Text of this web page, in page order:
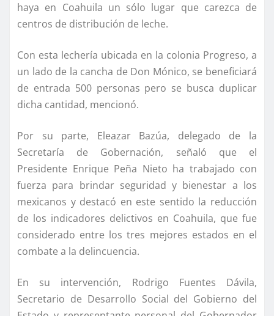
haya en Coahuila un sólo lugar que carezca de
centros de distribución de leche.
Con esta lecherí­a ubicada en la colonia Progreso, a
un lado de la cancha de Don Mónico, se beneficiará
de entrada 500 personas pero se busca duplicar
dicha cantidad, mencionó.
Por su parte, Eleazar Bazúa, delegado de la
Secretarí­a de Gobernación, señaló que el
Presidente Enrique Peña Nieto ha trabajado con
fuerza para brindar seguridad y bienestar a los
mexicanos y destacó en este sentido la reducción
de los indicadores delictivos en Coahuila, que fue
considerado entre los tres mejores estados en el
combate a la delincuencia.
En su intervención, Rodrigo Fuentes Dávila,
Secretario de Desarrollo Social del Gobierno del